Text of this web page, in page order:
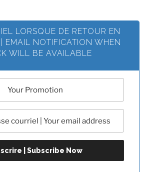
LORSQUE DE RETOUR EN
EMAIL NOTIFICATION WHEN
WILL BE AVAILABLE